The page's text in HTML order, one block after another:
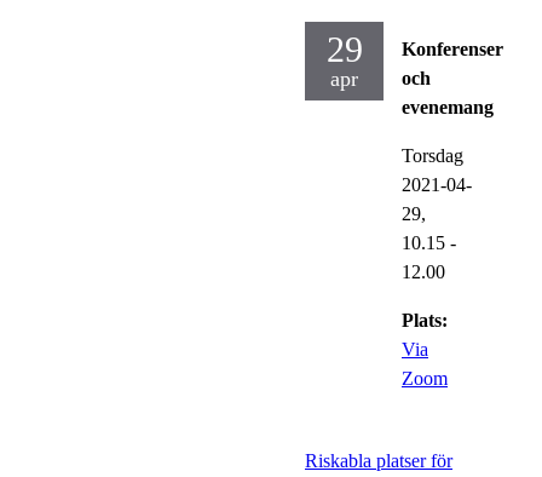
29
apr
Konferenser
och
evenemang
Torsdag
2021-04-
29,
10.15 -
12.00
Plats:
Via
Zoom
Riskabla platser för